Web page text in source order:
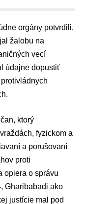
orgány potvrdili,
žalobu na
vecí
údajne dopustiť
ktorý
fyzickom a
a porušovaní
proti
opiera o správu
Gharibabadi ako
justície mal pod